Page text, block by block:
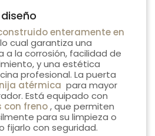
enteramente en
cual garantiza una
a la corrosión, facilidad de
y una estética
profesional. La puerta
atérmica para mayor
Está equipado con
con freno, que permiten
para su limpieza o
fijarlo con seguridad.